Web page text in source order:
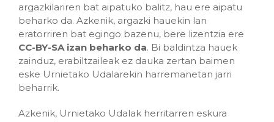
argazkilariren bat aipatuko balitz, hau ere aipatu
beharko da. Azkenik, argazki hauekin lan
eratorriren bat egingo bazenu, bere lizentzia ere
CC-BY-SA izan beharko da. Bi baldintza hauek
zainduz, erabiltzaileak ez dauka zertan baimen
eske Urnietako Udalarekin harremanetan jarri
beharrik.
Azkenik, Urnietako Udalak herritarren eskura